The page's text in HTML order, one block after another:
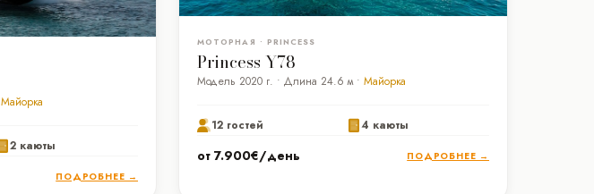
Майорка
2 каюты
ПОДРОБНЕЕ →
МОТОРНАЯ • PRINCESS
Princess Y78
Модель 2020 г. • Длина 24.6 м • Майорка
12 гостей 4 каюты
от 7.900€/день ПОДРОБНЕЕ →